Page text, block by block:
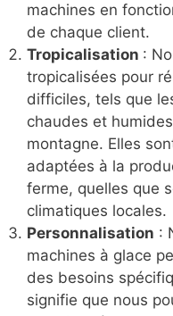
machines en
de chaque client.
Tropicalisation :
tropicalisées pour
difficiles, tels que
chaudes et
montagne. Elles
adaptées à la
ferme, quelles que
climatiques locales.
Personnalisation :
machines à glace
des besoins
signifie que nous